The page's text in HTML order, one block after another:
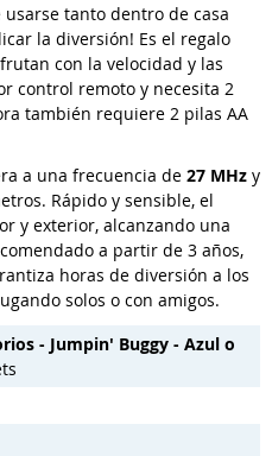
usarse tanto dentro de casa
la diversión! Es el regalo
con la velocidad y las
control remoto y necesita 2
también requiere 2 pilas AA
a una frecuencia de 27 MHz y
Rápido y sensible, el
y exterior, alcanzando una
a partir de 3 años,
horas de diversión a los
solos o con amigos.
- Jumpin' Buggy - Azul o